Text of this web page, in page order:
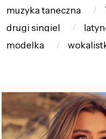
muzyka taneczna
drugi singiel
modelka